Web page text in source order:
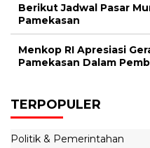
Berikut Jadwal Pasar
Pamekasan
Menkop RI Apresiasi
Pamekasan Dalam
TERPOPULER
Politik & Pemerintahan